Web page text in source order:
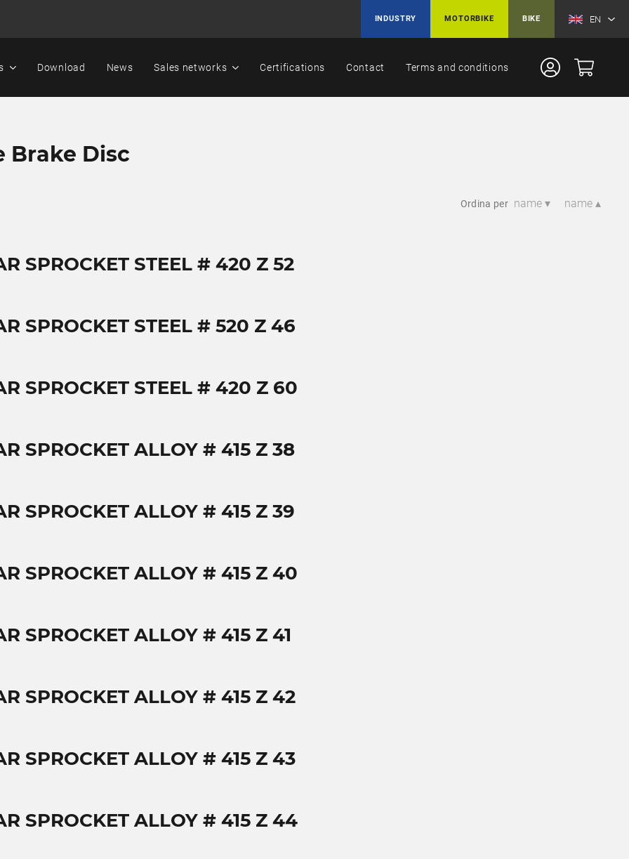
INDUSTRY MOTORBIKE BIKE EN
Download News Sales networks Certifications Contact Terms and conditions
Brake Disc
Ordina per name ▾ name ▴
SPROCKET STEEL # 420 Z 52
SPROCKET STEEL # 520 Z 46
SPROCKET STEEL # 420 Z 60
SPROCKET ALLOY # 415 Z 38
SPROCKET ALLOY # 415 Z 39
SPROCKET ALLOY # 415 Z 40
SPROCKET ALLOY # 415 Z 41
SPROCKET ALLOY # 415 Z 42
SPROCKET ALLOY # 415 Z 43
SPROCKET ALLOY # 415 Z 44